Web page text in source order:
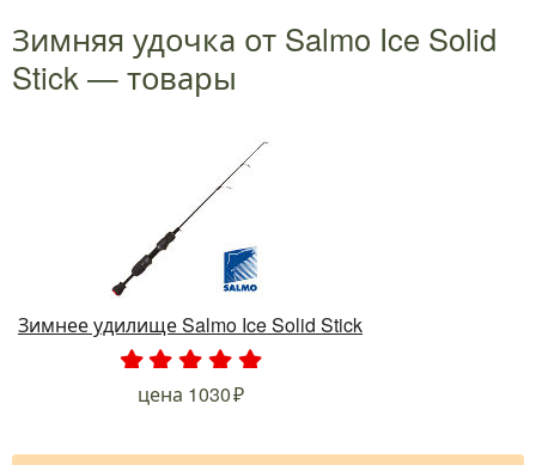
Зимняя удочка от Salmo Ice Solid
Stick — товары
Зимнее удилище Salmo Ice Solid Stick
. . .
цена 1030